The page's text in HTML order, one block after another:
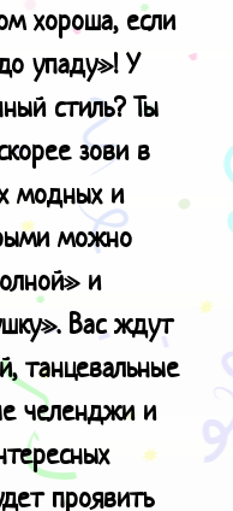
хороша, если
упаду»! У
стиль? Ты
зови в
модных и
можно
и
Вас ждут
танцевальные
челенджи и
проявить